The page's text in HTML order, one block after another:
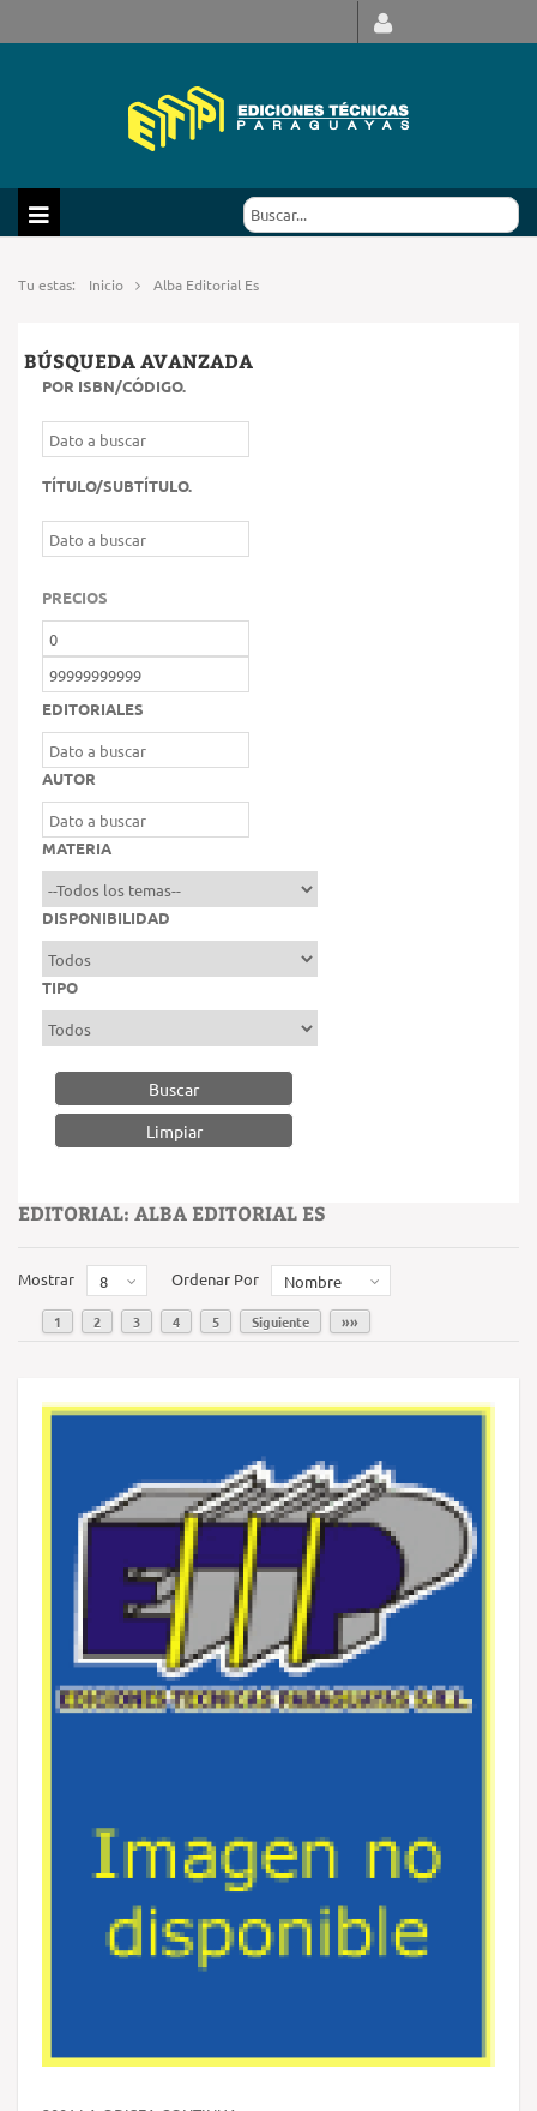
Tu estas: Inicio Alba Editorial Es
BÚSQUEDA AVANZADA
POR ISBN/CÓDIGO.
TÍTULO/SUBTÍTULO.
PRECIOS
EDITORIALES
AUTOR
MATERIA
DISPONIBILIDAD
TIPO
Buscar
EDITORIAL: ALBA EDITORIAL ES
Mostrar 8 Ordenar Por Nombre
1 2 3 4 5 Siguiente »»